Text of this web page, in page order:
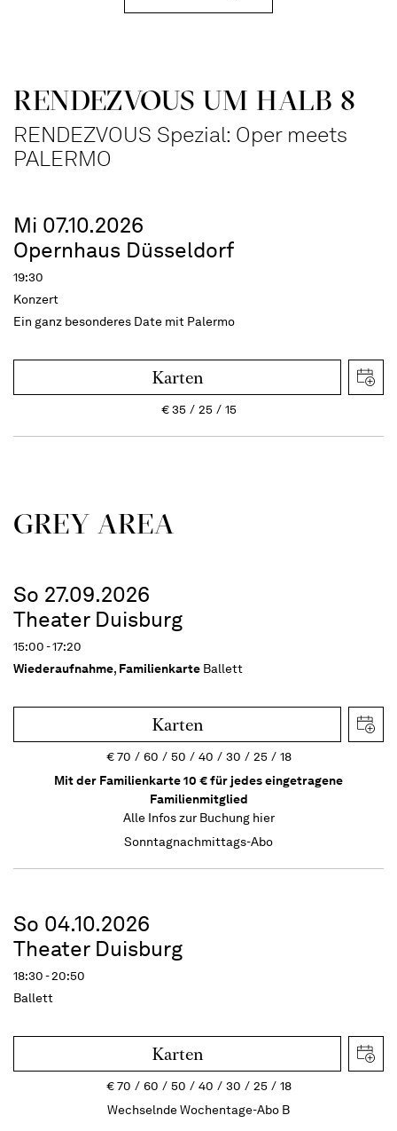
RENDEZVOUS UM HALB 8
RENDEZVOUS Spezial: Oper meets
PALERMO
Mi 07.10.2026
Opernhaus Düsseldorf
19:30
Konzert
Ein ganz besonderes Date mit Palermo
Karten
€35 25 15
GREY AREA
So 27.09.2026
Theater Duisburg
15:00 - 17:20
Wiederaufnahme, Familienkarte Ballett
Karten
€70 60 50 40 30 25
18
Mit der Familienkarte 10 € für jedes eingetragene
Familienmitglied
Alle Infos zur Buchung hier
Sonntagnachmittags-Abo
So 04.10.2026
Theater Duisburg
18:30 - 20:50
Ballett
Karten
€70 60 50 40 30 25
18
Wechselnde Wochentage-Abo B